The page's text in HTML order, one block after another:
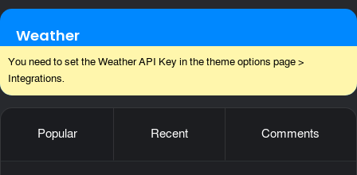
Weather
You need to set the Weather API Key in the theme options page >
Integrations.
Popular Recent Comments